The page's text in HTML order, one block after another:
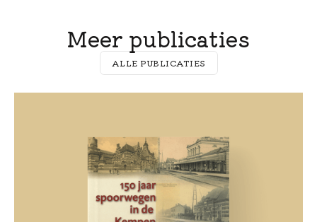
Meer publicaties
ALLE PUBLICATIES